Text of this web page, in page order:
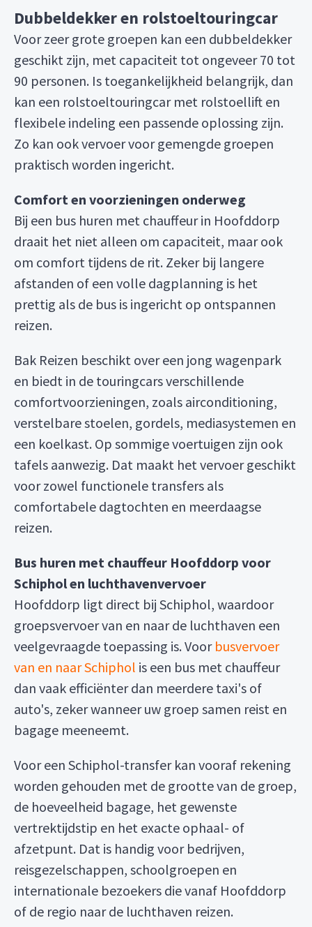
Dubbeldekker en rolstoeltouringcar
Voor zeer grote groepen kan een dubbeldekker
geschikt zijn, met capaciteit tot ongeveer 70 tot
90 personen. Is toegankelijkheid belangrijk, dan
kan een rolstoeltouringcar met rolstoellift en
flexibele indeling een passende oplossing zijn.
Zo kan ook vervoer voor gemengde groepen
praktisch worden ingericht.
Comfort en voorzieningen onderweg
Bij een bus huren met chauffeur in Hoofddorp
draait het niet alleen om capaciteit, maar ook
om comfort tijdens de rit. Zeker bij langere
afstanden of een volle dagplanning is het
prettig als de bus is ingericht op ontspannen
reizen.
Bak Reizen beschikt over een jong wagenpark
en biedt in de touringcars verschillende
comfortvoorzieningen, zoals airconditioning,
verstelbare stoelen, gordels, mediasystemen en
een koelkast. Op sommige voertuigen zijn ook
tafels aanwezig. Dat maakt het vervoer geschikt
voor zowel functionele transfers als
comfortabele dagtochten en meerdaagse
reizen.
Bus huren met chauffeur Hoofddorp voor
Schiphol en luchthavenvervoer
Hoofddorp ligt direct bij Schiphol, waardoor
groepsvervoer van en naar de luchthaven een
veelgevraagde toepassing is. Voor busvervoer
van en naar Schiphol is een bus met chauffeur
dan vaak efficiënter dan meerdere taxi's of
auto's, zeker wanneer uw groep samen reist en
bagage meeneemt.
Voor een Schiphol-transfer kan vooraf rekening
worden gehouden met de grootte van de groep,
de hoeveelheid bagage, het gewenste
vertrektijdstip en het exacte ophaal- of
afzetpunt. Dat is handig voor bedrijven,
reisgezelschappen, schoolgroepen en
internationale bezoekers die vanaf Hoofddorp
of de regio naar de luchthaven reizen.